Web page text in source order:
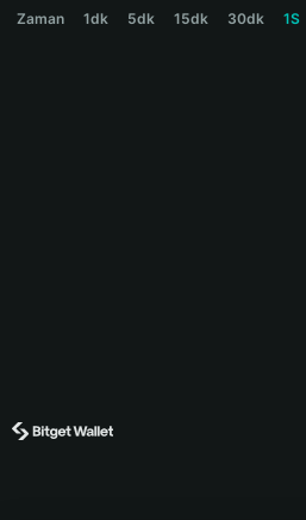
Zaman 1dk 5dk 15dk 30dk 1S